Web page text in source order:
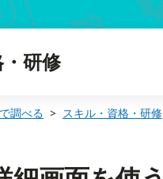
研修
調べる スキル・資格・研修